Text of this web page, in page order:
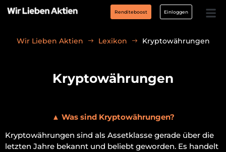
Renditeboost Einloggen
Wir Lieben Aktien Lexikon Kryptowährungen
Kryptowährungen
▲ Was sind Kryptowährungen?
Kryptowährungen sind als Assetklasse gerade über die
letzten Jahre bekannt und beliebt geworden. Es handelt